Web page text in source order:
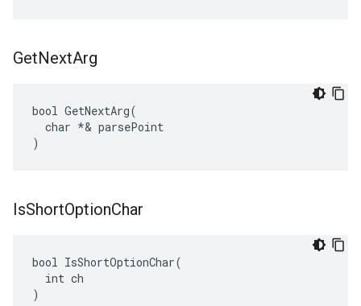
GetNextArg
bool GetNextArg(
  char *& parsePoint
)
IsShortOptionChar
bool IsShortOptionChar(
  int ch
)